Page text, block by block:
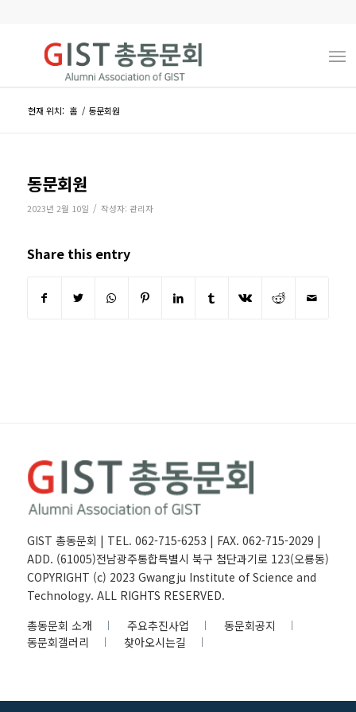
현재 위치: 홈 / 동문회원
동문회원
2023년 2월 10일 / 작성자: 관리자
Share this entry
GIST 총동문회 | TEL. 062-715-6253 | FAX. 062-715-2029 |
ADD. (61005)전남광주통합특별시 북구 첨단과기로 123(오룡동)
COPYRIGHT (c) 2023 Gwangju Institute of Science and
Technology. ALL RIGHTS RESERVED.
총동문회 소개
주요추진사업
동문회공지
동문회갤러리
찾아오시는길